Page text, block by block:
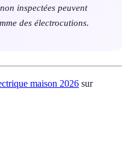
inspectées peuvent
des électrocutions.
maison 2026 sur